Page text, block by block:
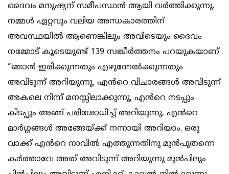
ദൈവം മനുഷ്യന് സമീപസ്ഥൻ ആയി വർത്തിക്കുന്നു.
നമ്മൾ ഏറ്റവും വലിയ അന്ധകാരത്തിന്
അവസ്ഥയിൽ ആണെങ്കിലും അവിടെയും ദൈവം
നമ്മോട് കൂടെയുണ്ട് 139 സങ്കീർത്തനം പറയുകയാണ്
“ഞാൻ ഇരിക്കുന്നതും എഴുന്നേൽക്കുന്നതും
അവിടുന്ന് അറിയുന്നു, എൻറെ വിചാരങ്ങൾ അവിടുന്ന്
അകലെ നിന്ന് മനസ്സിലാക്കുന്നു, എൻറെ നടപ്പും
കിടപ്പും അങ്ങ് പരിശോധിച്ച് അറിയുന്നു, എൻറെ
മാർഗ്ഗങ്ങൾ അങ്ങേയ്ക്ക് നന്നായി അറിയാം. ഒരു
വാക്ക് എൻറെ നാവിൽ എത്തുന്നതിനു മുൻപുതന്നെ
കർത്താവേ അത് അവിടുന്ന് അറിയുന്നു മുൻപിലും